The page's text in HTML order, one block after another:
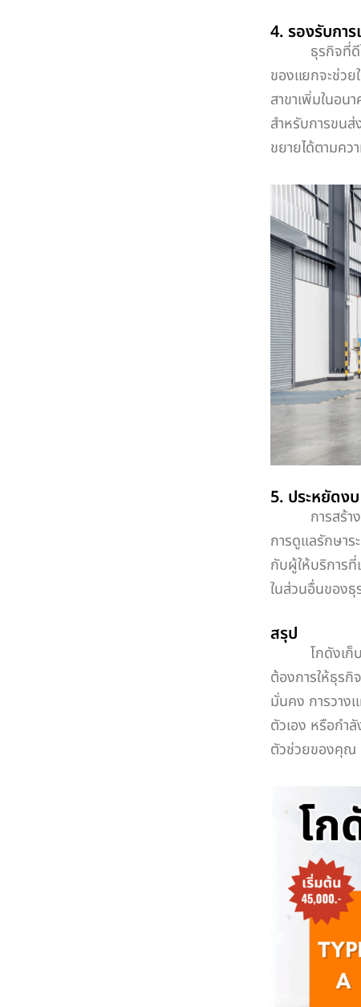
4. รองรับกา
ธุรกิจที่ดีไ
ของแยกจะช่ว
สาขาเพิ่มในอน
สำหรับการขน
ขยายได้ตามค
5. ประหยัดง
การสร้างโก
การดูแลรักษาร
กับผู้ให้บริการที่
ในส่วนอื่นของธุ
สรุป
โกดังเก็บข
ต้องการให้ธุร
มั่นคง การวาง
ตัวเอง หรือกำ
ตัวช่วยของคุณ